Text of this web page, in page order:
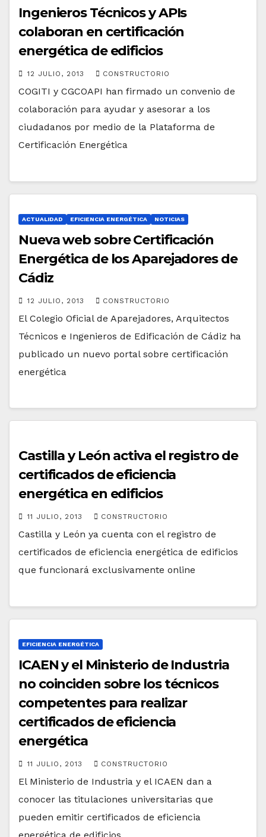
Ingenieros Técnicos y APIs
colaboran en certificación
energética de edificios
12 JULIO, 2013 CONSTRUCTORIO
COGITI y CGCOAPI han firmado un convenio de
colaboración para ayudar y asesorar a los
ciudadanos por medio de la Plataforma de
Certificación Energética
ACTUALIDAD EFICIENCIA ENERGÉTICA NOTICIAS
Nueva web sobre Certificación
Energética de los Aparejadores de
Cádiz
12 JULIO, 2013 CONSTRUCTORIO
El Colegio Oficial de Aparejadores, Arquitectos
Técnicos e Ingenieros de Edificación de Cádiz ha
publicado un nuevo portal sobre certificación
energética
Castilla y León activa el registro de
certificados de eficiencia
energética en edificios
11 JULIO, 2013 CONSTRUCTORIO
Castilla y León ya cuenta con el registro de
certificados de eficiencia energética de edificios
que funcionará exclusivamente online
EFICIENCIA ENERGÉTICA
ICAEN y el Ministerio de Industria
no coinciden sobre los técnicos
competentes para realizar
certificados de eficiencia
energética
11 JULIO, 2013 CONSTRUCTORIO
El Ministerio de Industria y el ICAEN dan a
conocer las titulaciones universitarias que
pueden emitir certificados de eficiencia
energética de edificios